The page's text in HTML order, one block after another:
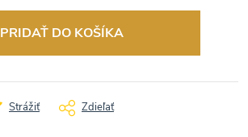
PRIDAŤ DO KOŠÍKA
Strážiť Zdieľať